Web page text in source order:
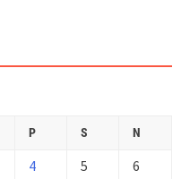
P S N
4 5
6